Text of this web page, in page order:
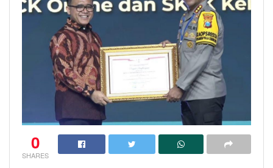
0
SHARES